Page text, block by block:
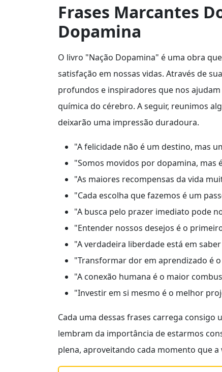
Frases Marcantes
Dopamina
O livro "Nação Dopamina" é uma obra
satisfação em nossas vidas. Através de
profundos e inspiradores que nos
química do cérebro. A seguir, reunimos
deixarão uma impressão duradoura.
"A felicidade não é um destino, mas
"Somos movidos por dopamina, mas
"As maiores recompensas da vida
"Cada escolha que fazemos é um
"A busca pelo prazer imediato pode
"Entender nossos desejos é o
"A verdadeira liberdade está em
"Transformar dor em aprendizado é
"A conexão humana é o maior
"Investir em si mesmo é o melhor
Cada uma dessas frases carrega consigo
lembram da importância de estarmos
plena, aproveitando cada momento que a